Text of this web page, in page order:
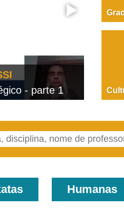
- parte 1
Humanas